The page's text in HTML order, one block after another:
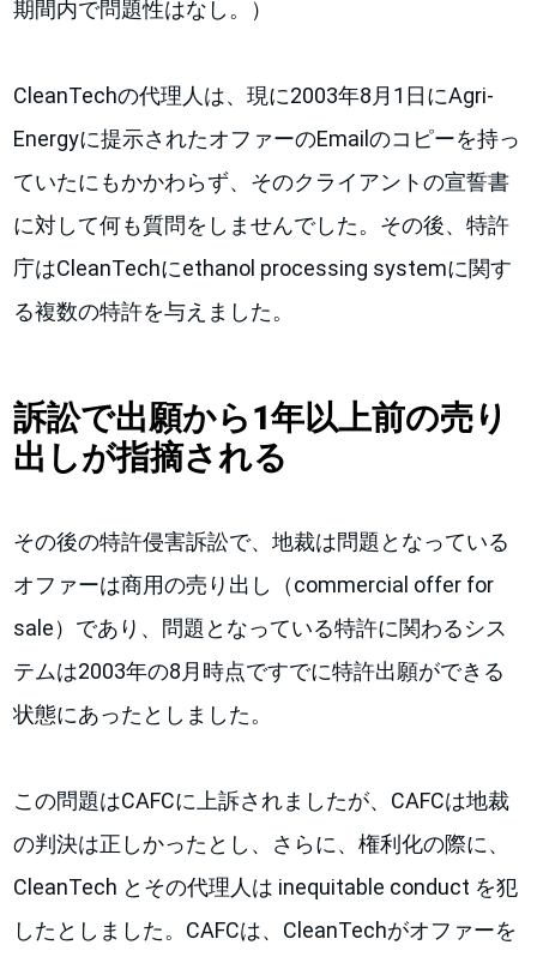
期間内で問題性はなし。）
CleanTechの代理人は、現に2003年8月1日にAgri-
Energyに提示されたオファーのEmailのコピーを持っ
ていたにもかかわらず、そのクライアントの宣誓書
に対して何も質問をしませんでした。その後、特許
庁はCleanTechにethanol processing systemに関す
る複数の特許を与えました。
訴訟で出願から1年以上前の売り
出しが指摘される
その後の特許侵害訴訟で、地裁は問題となっている
オファーは商用の売り出し（commercial offer for
sale）であり、問題となっている特許に関わるシス
テムは2003年の8月時点ですでに特許出願ができる
状態にあったとしました。
この問題はCAFCに上訴されましたが、CAFCは地裁
の判決は正しかったとし、さらに、権利化の際に、
CleanTech とその代理人は inequitable conduct を犯
したとしました。CAFCは、CleanTechがオファーを